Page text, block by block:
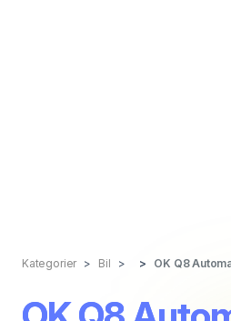
Kategorier Bil OK Q8